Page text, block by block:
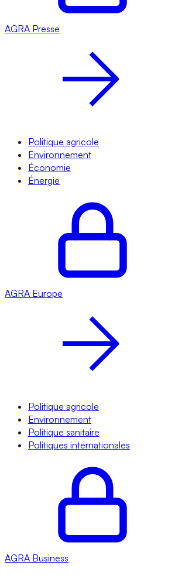
AGRA Presse
Politique agricole
Environnement
Économie
Énergie
AGRA Europe
Politique agricole
Environnement
Politique sanitaire
Politiques internationales
AGRA Business